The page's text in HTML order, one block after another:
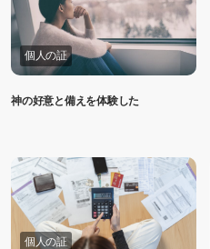
個人の証
神の好意と備えを体験した
個人の証